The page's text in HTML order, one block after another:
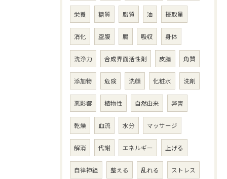
栄養 糖質 脂質 油 摂取量
消化 空腹 腸 吸収 身体
洗浄力 合成界面活性剤 皮脂 角質
添加物 危険 洗顔 化粧水 洗剤
悪影響 植物性 自然由来 弊害
乾燥 血流 水分 マッサージ
解消 代謝 エネルギー 上げる
自律神経 整える 乱れる ストレス